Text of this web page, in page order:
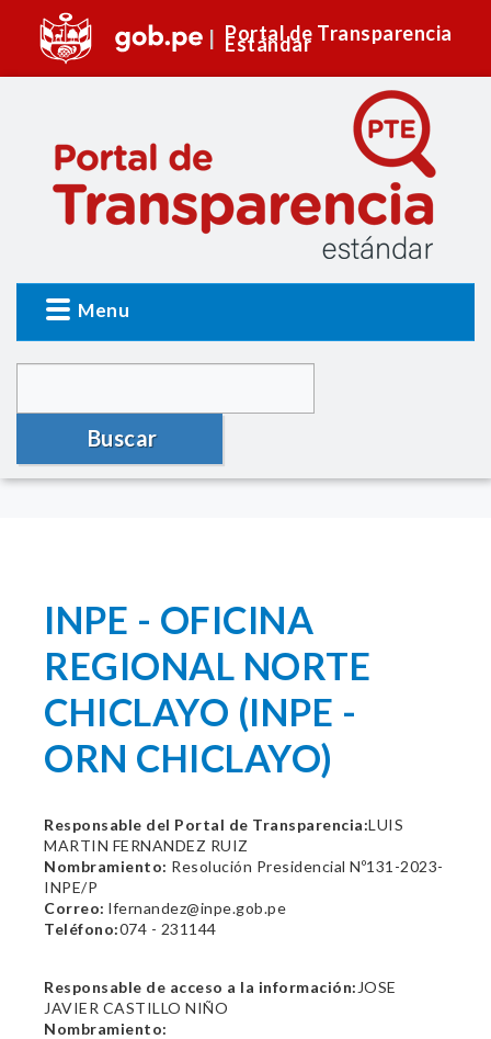
Portal de Transparencia
Estándar
Menu
Buscar
INPE - OFICINA
REGIONAL NORTE
CHICLAYO (INPE -
ORN CHICLAYO)
Responsable del Portal de Transparencia:LUIS
MARTIN FERNANDEZ RUIZ
Nombramiento: Resolución Presidencial Nº131-2023-
INPE/P
Correo: lfernandez@inpe.gob.pe
Teléfono:074 - 231144
Responsable de acceso a la información: JOSE
JAVIER CASTILLO NIÑO
Nombramiento: